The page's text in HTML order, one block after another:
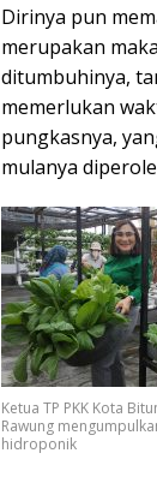
Dirinya pun
merupakan
ditumbuhinya,
memerlukan
pungkasnya,
mulanya
Ketua TP PKK Kota
Rawung
hidroponik